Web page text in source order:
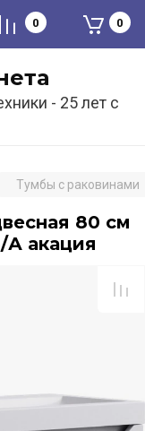
- 25 лет с
0 0
Тумбы с раковинами
80 см
А акация